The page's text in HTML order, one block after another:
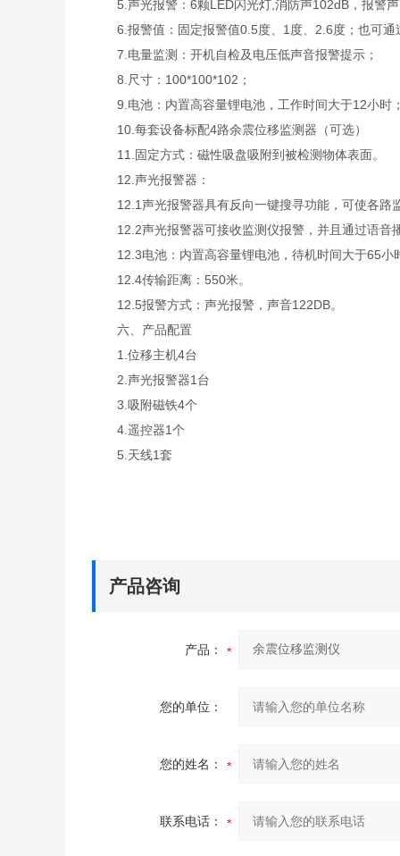
5.声光报警：6颗LED闪光灯,消防声102dB，报警声
6.报警值：固定报警值0.5度、1度、2.6度；也可通
7.电量监测：开机自检及电压低声音报警提示；
8.尺寸：100*100*102；
9.电池：内置高容量锂电池，工作时间大于12小时
10.每套设备标配4路余震位移监测器（可选）
11.固定方式：磁性吸盘吸附到被检测物体表面。
12.声光报警器：
12.1声光报警器具有反向一键搜寻功能，可使各路
12.2声光报警器可接收监测仪报警，并且通过语音
12.3电池：内置高容量锂电池，待机时间大于65小
12.4传输距离：550米。
12.5报警方式：声光报警，声音122DB。
六、产品配置
1.位移主机4台
2.声光报警器1台
3.吸附磁铁4个
4.遥控器1个
5.天线1套
产品咨询
产品：
您的单位：
您的姓名：
联系电话：